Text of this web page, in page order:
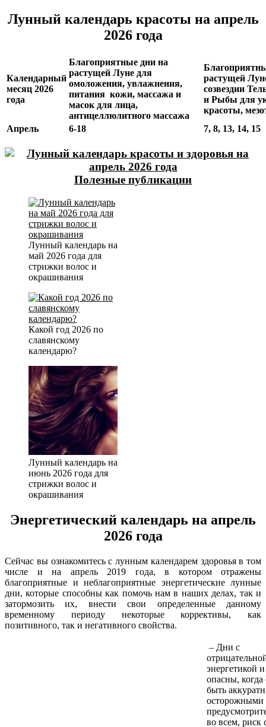
Лунный календарь красоты на апрель
2026 года
Календарный
месяц 2026
года
Благоприятные дни на
растущей Луне для
омоложения, увлажнения,
питания кожи, массажа и
масок для лица,
антицеллюлитного массажа
растущей
созвездии
и Рыбы для
красоты,
Апрель
6-18 7, 8, 13, 14, 15
Полезные публикации
Лунный календарь на
май 2026 года для
стрижки волос и
окрашивания
Какой год 2026 по
славянскому
календарю?
Лунный календарь на
июнь 2026 года для
стрижки волос и
окрашивания
Энергетический календарь на апрель
2026 года
Сейчас вы ознакомитесь с лунным календарем здоровья в том
числе и на апрель 2019 года, в котором отражены
благоприятные и неблагоприятные энергетические лунные
дни, которые способны как помочь нам в наших делах, так и
затормозить их, внести свои определенные данному
временному периоду некоторые коррективы, как
позитивного, так и негативного свойства.
– Дни с
энергетикой
опасны, когда
быть
осторожными
во всем, риск